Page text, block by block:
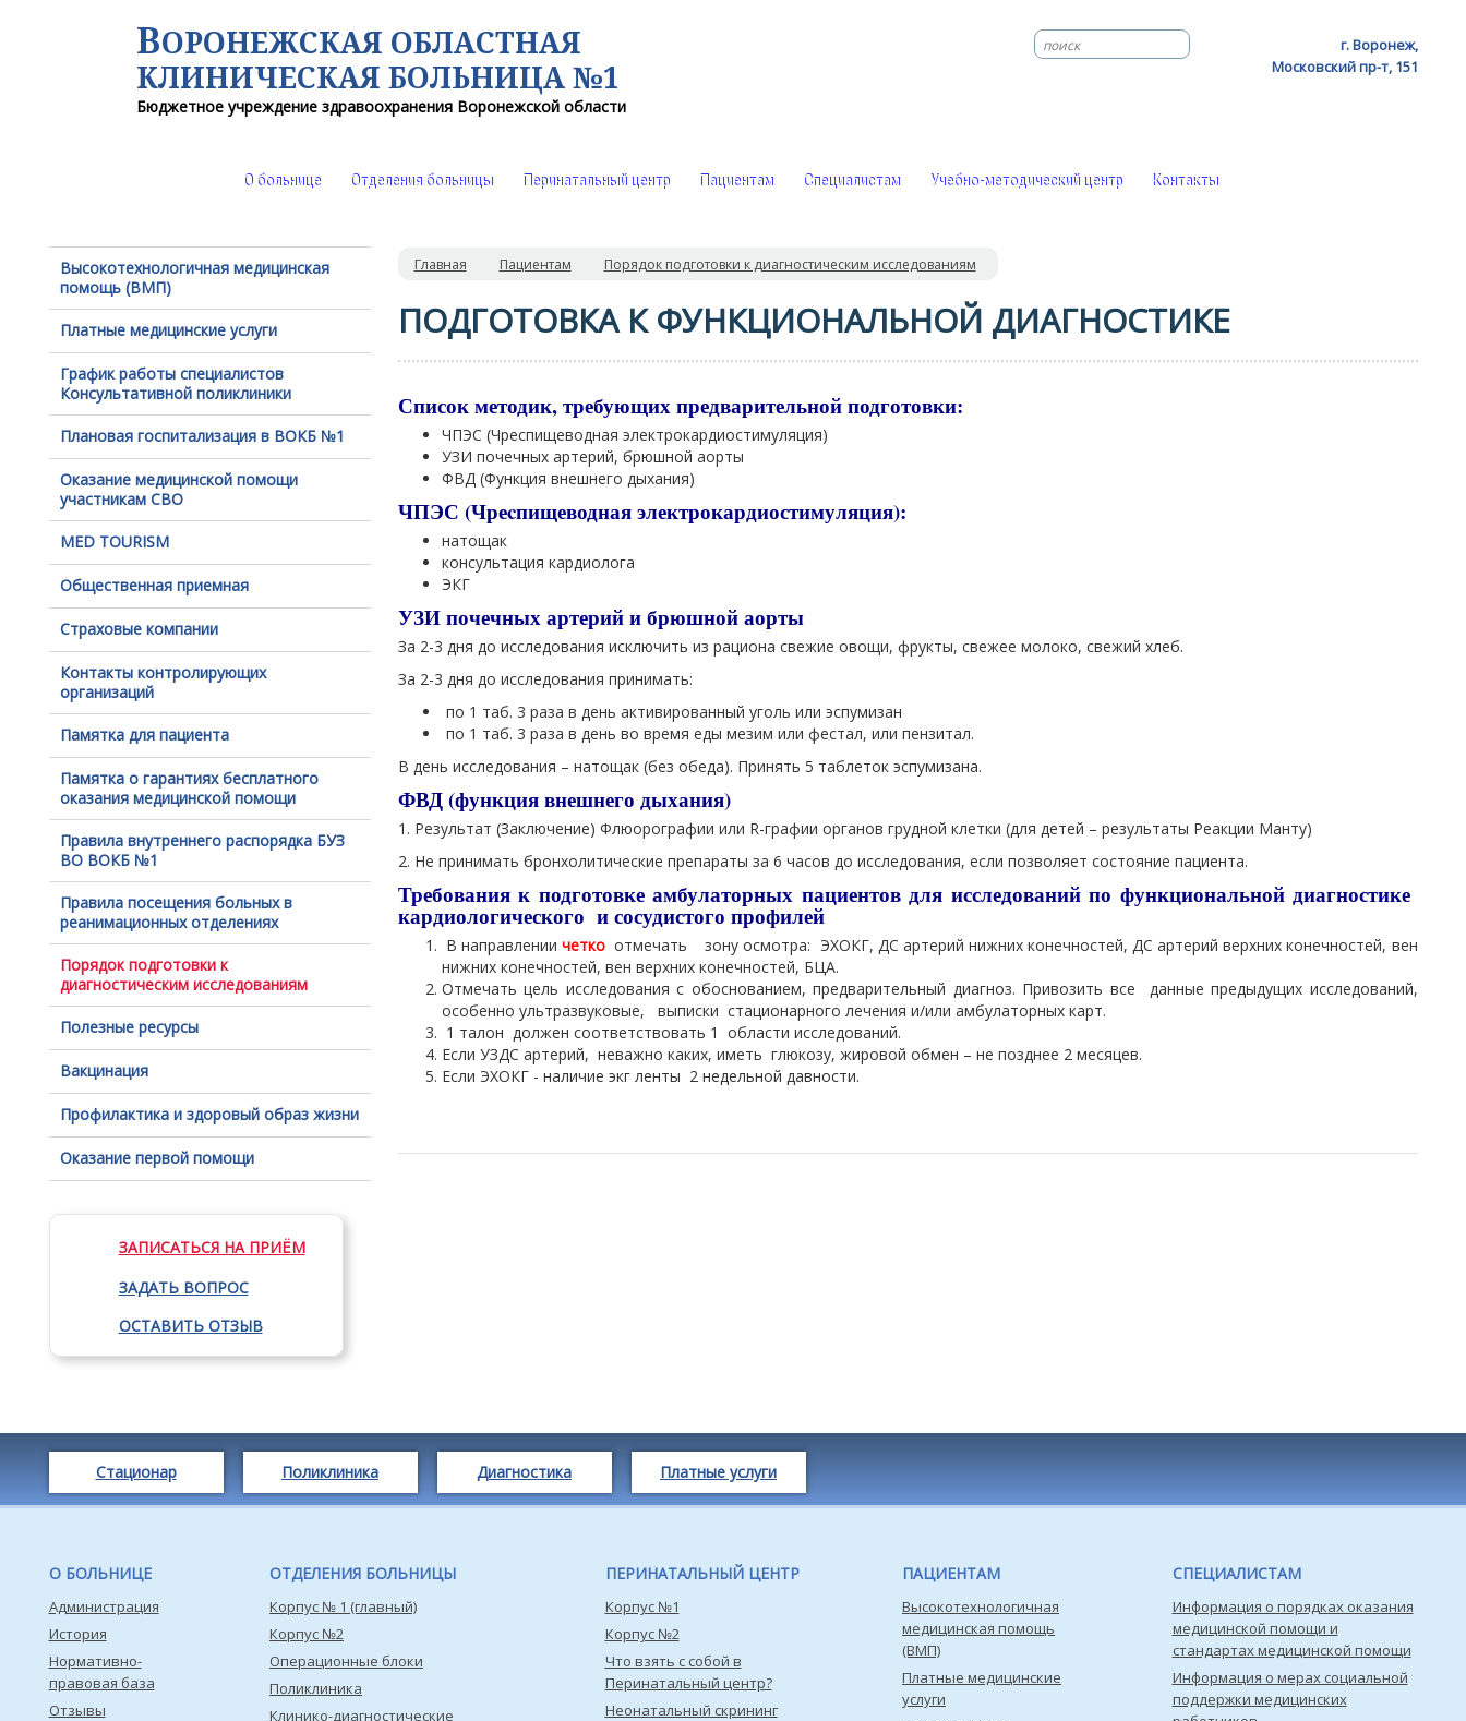
ВОРОНЕЖСКАЯ ОБЛАСТНАЯ
КЛИНИЧЕСКАЯ БОЛЬНИЦА №1
Бюджетное учреждение здравоохранения Воронежской области
г. Воронеж,
Московский пр-т, 151
О больнице Отделения больницы Перинатальный центр Пациентам Специалистам Учебно-методический центр Контакты
Высокотехнологичная медицинская
помощь (ВМП)
Платные медицинские услуги
График работы специалистов
Консультативной поликлиники
Плановая госпитализация в ВОКБ №1
Оказание медицинской помощи
участникам СВО
MED TOURISM
Общественная приемная
Страховые компании
Контакты контролирующих
организаций
Памятка для пациента
Памятка о гарантиях бесплатного
оказания медицинской помощи
Правила внутреннего распорядка БУЗ
ВО ВОКБ №1
Правила посещения больных в
реанимационных отделениях
Порядок подготовки к
диагностическим исследованиям
Полезные ресурсы
Вакцинация
Профилактика и здоровый образ жизни
Оказание первой помощи
ЗАПИСАТЬСЯ НА ПРИЁМ
ЗАДАТЬ ВОПРОС
ОСТАВИТЬ ОТЗЫВ
Главная Пациентам Порядок подготовки к диагностическим исследованиям
ПОДГОТОВКА К ФУНКЦИОНАЛЬНОЙ ДИАГНОСТИКЕ
Список методик, требующих предварительной подготовки:
ЧПЭС (Чреcпищеводная электрокардиостимуляция)
УЗИ почечных артерий, брюшной аорты
ФВД (Функция внешнего дыхания)
ЧПЭС (Чреcпищеводная электрокардиостимуляция):
натощак
консультация кардиолога
ЭКГ
УЗИ почечных артерий и брюшной аорты
За 2-3 дня до исследования исключить из рациона свежие овощи, фрукты, свежее молоко, свежий хлеб.
За 2-3 дня до исследования принимать:
по 1 таб. 3 раза в день активированный уголь или эспумизан
по 1 таб. 3 раза в день во время еды мезим или фестал, или пензитал.
В день исследования – натощак (без обеда). Принять 5 таблеток эспумизана.
ФВД (функция внешнего дыхания)
1. Результат (Заключение) Флюорографии или R-графии органов грудной клетки (для детей – результаты Реакции Манту)
2. Не принимать бронхолитические препараты за 6 часов до исследования, если позволяет состояние пациента.
Требования к подготовке амбулаторных пациентов для исследований по функциональной диагностике
кардиологического и сосудистого профилей
В направлении четко отмечать зону осмотра: ЭХОКГ, ДС артерий нижних конечностей, ДС артерий верхних конечностей, вен
нижних конечностей, вен верхних конечностей, БЦА.
Отмечать цель исследования с обоснованием, предварительный диагноз. Привозить все данные предыдущих исследований,
особенно ультразвуковые, выписки стационарного лечения и/или амбулаторных карт.
1 талон должен соответствовать 1 области исследований.
Если УЗДС артерий, неважно каких, иметь глюкозу, жировой обмен – не позднее 2 месяцев.
Если ЭХОКГ - наличие экг ленты 2 недельной давности.
Стационар Поликлиника Диагностика Платные услуги
О БОЛЬНИЦЕ
Администрация
История
Нормативно-
правовая база
Отзывы
ОТДЕЛЕНИЯ БОЛЬНИЦЫ
Корпус № 1 (главный)
Корпус №2
Операционные блоки
Поликлиника
Клинико-диагностические
ПЕРИНАТАЛЬНЫЙ ЦЕНТР
Корпус №1
Корпус №2
Что взять с собой в
Перинатальный центр?
Неонатальный скрининг
ПАЦИЕНТАМ
Высокотехнологичная
медицинская помощь
(ВМП)
Платные медицинские
услуги
СПЕЦИАЛИСТАМ
Информация о порядках оказания
медицинской помощи и
стандартах медицинской помощи
Информация о мерах социальной
поддержки медицинских